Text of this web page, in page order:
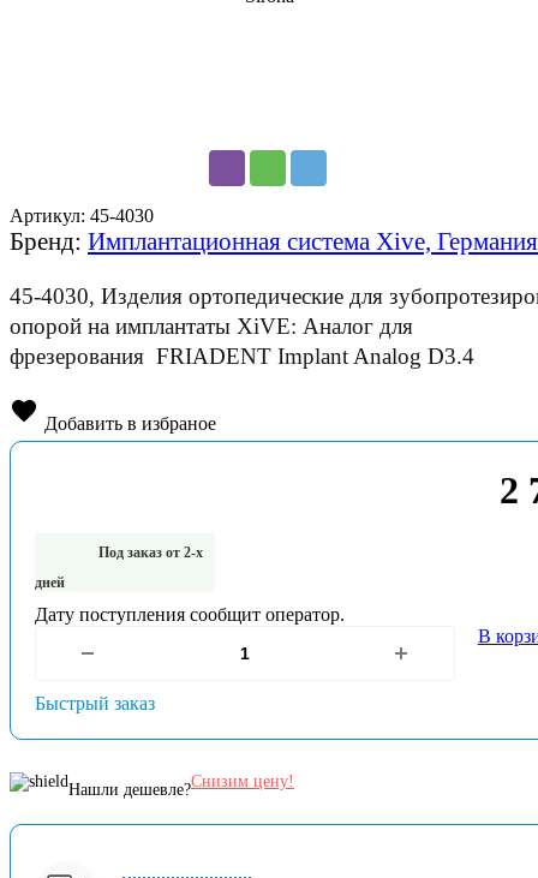
Артикул: 45-4030
Бренд: Имплантационная система Xive, Германия
45-4030, Изделия ортопедические для
опорой на имплантаты XiVE: Аналог для
фрезерования FRIADENT Implant Analog D3.4
Добавить в избраное
2
Под заказ от 2-х
дней
Дату поступления сообщит оператор.
В
Быстрый заказ
Нашли дешевле?Снизим цену!